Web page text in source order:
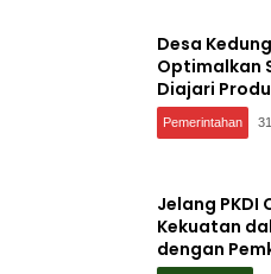
Desa
Optimalkan
Diajari
Pemerintahan
Jelang PKDI
Kekuatan
dengan